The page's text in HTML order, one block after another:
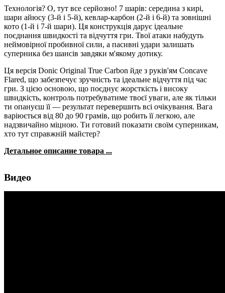
Технологія? О, тут все серйозно! 7 шарів: середина з кирі,
шари айюсу (3-й і 5-й), кевлар-карбон (2-й і 6-й) та зовнішні
кото (1-й і 7-й шари). Ця конструкція дарує ідеальне
поєднання швидкості та відчуття гри. Твої атаки набудуть
неймовірної пробивної сили, а пасивні удари залишать
суперника без шансів завдяки м'якому дотику.
Ця версія Donic Original True Carbon йде з руків'ям Concave
Flared, що забезпечує зручність та ідеальне відчуття під час
гри. З цією основою, що поєднує жорсткість і високу
швидкість, контроль потребуватиме твоєї уваги, але як тільки
ти опануєш її — результат перевершить всі очікування. Вага
варіюється від 80 до 90 грамів, що робить її легкою, але
надзвичайно міцною. Ти готовий показати своїм суперникам,
хто тут справжній майстер?
Детальное описание товара ...
Видео